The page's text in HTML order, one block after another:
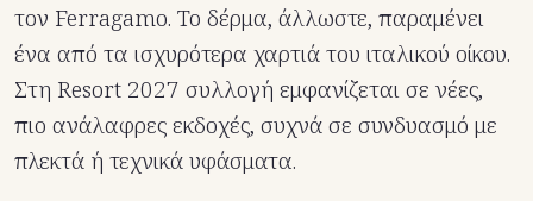
τον Ferragamo. Το δέρμα, άλλωστε, παραμένει
ένα από τα ισχυρότερα χαρτιά του ιταλικού οίκου.
Στη Resort 2027 συλλογή εμφανίζεται σε νέες,
πιο ανάλαφρες εκδοχές, συχνά σε συνδυασμό με
πλεκτά ή τεχνικά υφάσματα.